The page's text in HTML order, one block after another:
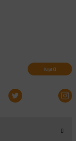
Kayıt Ol